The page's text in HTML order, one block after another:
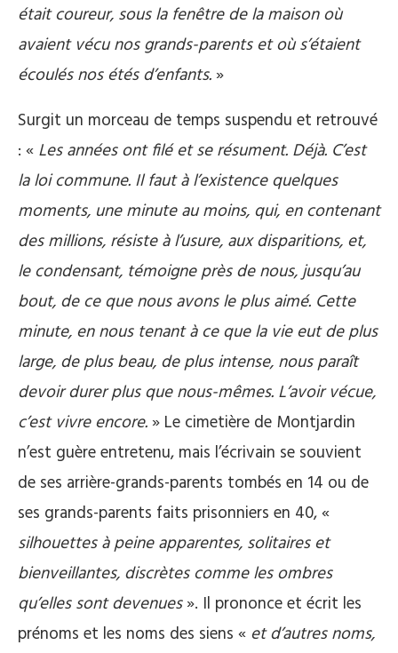
était coureur, sous la fenêtre de la maison où
avaient vécu nos grands-parents et où s’étaient
écoulés nos étés d’enfants. »
Surgit un morceau de temps suspendu et retrouvé
: « Les années ont filé et se résument. Déjà. C’est
la loi commune. Il faut à l’existence quelques
moments, une minute au moins, qui, en contenant
des millions, résiste à l’usure, aux disparitions, et,
le condensant, témoigne près de nous, jusqu’au
bout, de ce que nous avons le plus aimé. Cette
minute, en nous tenant à ce que la vie eut de plus
large, de plus beau, de plus intense, nous paraît
devoir durer plus que nous-mêmes. L’avoir vécue,
c’est vivre encore. » Le cimetière de Montjardin
n’est guère entretenu, mais l’écrivain se souvient
de ses arrière-grands-parents tombés en 14 ou de
ses grands-parents faits prisonniers en 40, «
silhouettes à peine apparentes, solitaires et
bienveillantes, discrètes comme les ombres
qu’elles sont devenues». Il prononce et écrit les
prénoms et les noms des siens « et d’autres noms,